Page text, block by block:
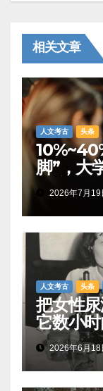
相关文章
人文考古 头条
脚”，大
有这种
2026年7月19
人文考古 头条
把女性
它数小
她怀孕了
2026年6月